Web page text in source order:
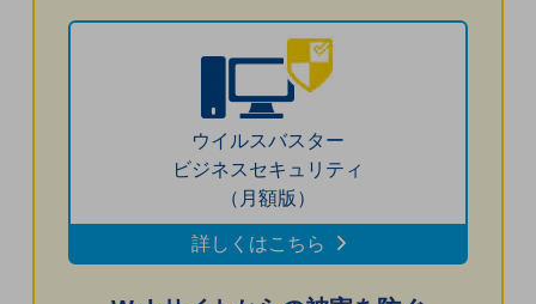
地域からの発表
NTTドコモビジネスグループのサステナビリティ
ウイルスバスター
ビジネスセキュリティ
（月額版）
詳しくはこちら